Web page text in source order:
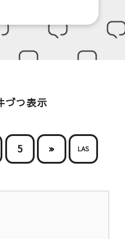
づつ表示
5 » LAS